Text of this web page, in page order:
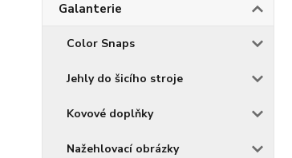
Galanterie
Color Snaps
Jehly do šicího stroje
Kovové doplňky
Nažehlovací obrázky